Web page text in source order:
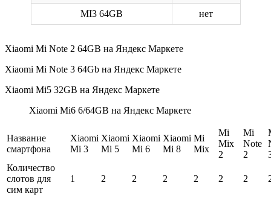
MI3 64GB нет
Xiaomi Mi Note 2 64GB на Яндекс Маркете
Xiaomi Mi Note 3 64Gb на Яндекс Маркете
Xiaomi Mi5 32GB на Яндекс Маркете
Xiaomi Mi6 6/64GB на Яндекс Маркете
Название
смартфона
Xiaomi
Mi 3
Xiaomi
Mi 5
Xiaomi
Mi 6
Xiaomi
Mi 8
Mi
Mix
Mi
Mix
2
Mi
Note
2
Количество
слотов для
сим карт
1 2 2 2 2 2 2